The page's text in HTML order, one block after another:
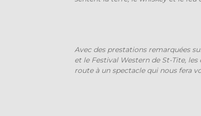
Avec des prestations remarquées
et le Festival Western de St-Tite,
route à un spectacle qui nous fera